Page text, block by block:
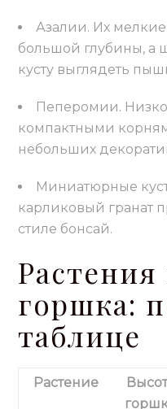
Азалии. Их
большой глубины, а
кусту выглядеть
Пеперомии.
компактными
небольших
Миниатюрные
карликовый гранат
стиле бонсай.
горшка:
таблице
Растение